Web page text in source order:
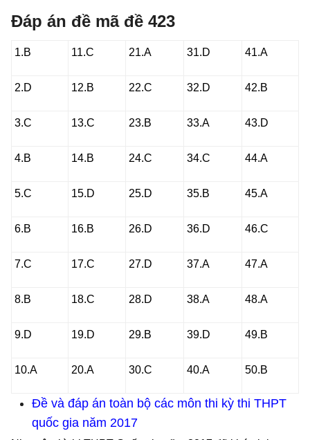
Đáp án đề mã đề 423
1.B 11.C 21.A 31.D 41.A
2.D 12.B 22.C 32.D 42.B
3.C 13.C 23.B 33.A 43.D
4.B 14.B 24.C 34.C 44.A
5.C 15.D 25.D 35.B 45.A
6.B 16.B 26.D 36.D 46.C
7.C 17.C 27.D 37.A 47.A
8.B 18.C 28.D 38.A 48.A
9.D 19.D 29.B 39.D 49.B
10.A 20.A 30.C 40.A 50.B
Đề và đáp án toàn bộ các môn thi kỳ thi THPT
quốc gia năm 2017